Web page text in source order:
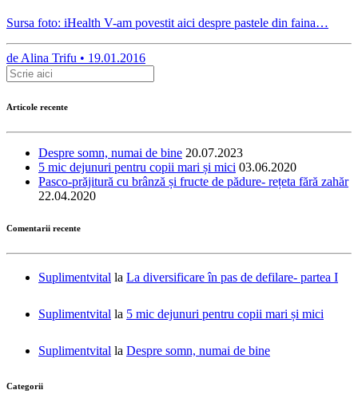
Sursa foto: iHealth V-am povestit aici despre pastele din faina…
de Alina Trifu • 19.01.2016
Articole recente
Despre somn, numai de bine 20.07.2023
5 mic dejunuri pentru copii mari și mici 03.06.2020
Pasco-prăjitură cu brânză și fructe de pădure- rețeta fără zahăr
22.04.2020
Comentarii recente
Suplimentvital la La diversificare în pas de defilare- partea I
Suplimentvital la 5 mic dejunuri pentru copii mari și mici
Suplimentvital la Despre somn, numai de bine
Categorii